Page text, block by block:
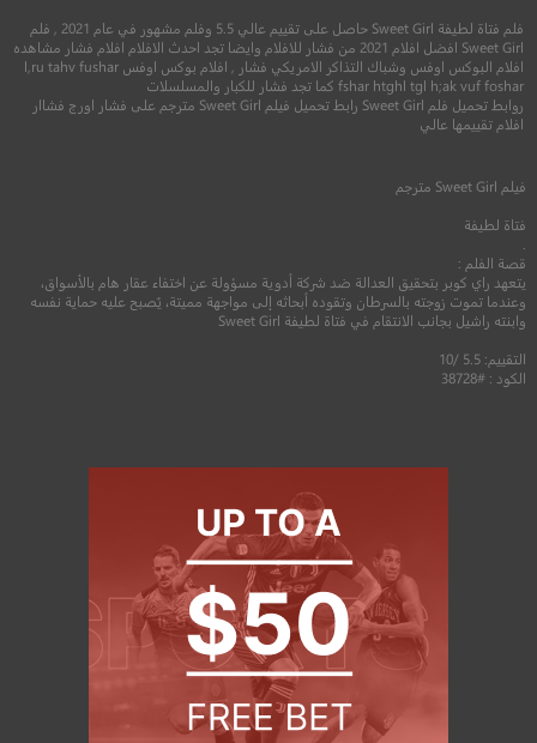
5.6
6.8
فلم فتاة لطيفة Sweet Girl حاصل على تقييم عالي 5.5 وفلم مشهور في عام 2021 , فلم
Sweet Girl افضل افلام 2021 من فشار للافلام وايضا تجد احدث الافلام افلام فشار مشاهده
افلام البوكس اوفس وشباك التذاكر الامريكي فشار , افلام بوكس اوفس l,ru tahv fushar
fshar htghl tgl h;ak vuf foshar كما تجد فشار للكبار والمسلسلات
روابط تحميل فلم Sweet Girl رابط تحميل فيلم Sweet Girl مترجم على فشار اورج فشاار
افلام تقييمها عالي
فيلم Sweet Girl مترجم
فتاة لطيفة
قصة الفلم :
يتعهد راي كوبر بتحقيق العدالة ضد شركة أدوية مسؤولة عن اختفاء عقار هام بالأسواق،
وعندما تموت زوجته بالسرطان وتقوده أبحاثه إلى مواجهة مميتة، يُصبح عليه حماية نفسه
وابنته راشيل بجانب الانتقام في فتاة لطيفة Sweet Girl
التقييم: 5.5 /10
الكود : #38728